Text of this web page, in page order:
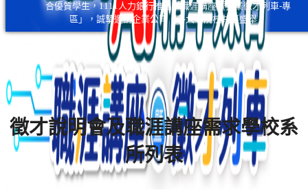
合優質學生，1111人力銀行推出「職涯講座暨企業徵才列車-專
區」，誠摯邀請企業公司、各大專院校共襄盛舉！
徵才說明會及職涯講座需求學校系
所列表